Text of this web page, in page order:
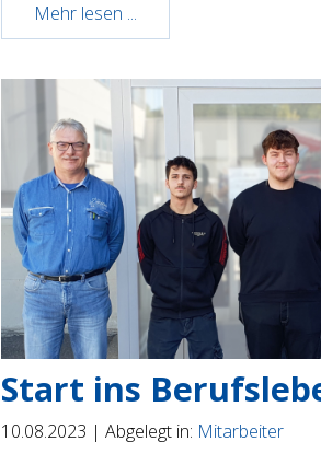
Mehr lesen ...
Start ins
10.08.2023 | Abgelegt in: Mitarbeiter